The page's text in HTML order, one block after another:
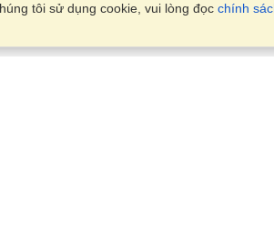
tôi sử dụng cookie, vui lòng đọc chính